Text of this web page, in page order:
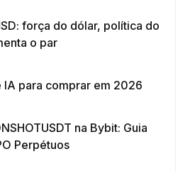
força do dólar, política do
o par
IA para comprar em 2026
na Bybit: Guia
Perpétuos